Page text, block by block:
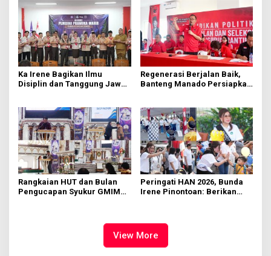
Ka Irene Bagikan Ilmu
Disiplin dan Tanggung Jawab
Regenerasi Berjalan Baik,
Banteng Manado Persiapkan
Rangkaian HUT dan Bulan
Pengucapan Syukur GMIM
Peringati HAN 2026, Bunda
Irene Pinontoan: Berikan
View More